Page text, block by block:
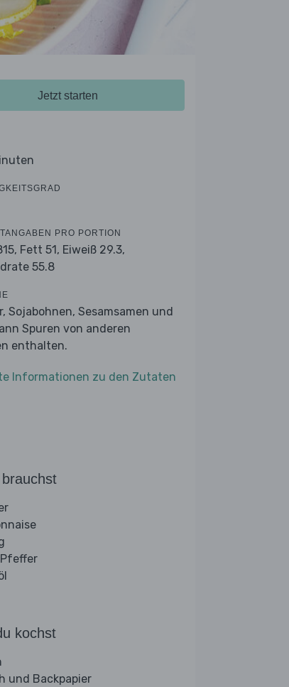
Jetzt starten
PRO PORTION
Fett 51, Eiweiß 29.3,
55.8
Sojabohnen, Sesamsamen und
Spuren von anderen
enthalten.
Informationen zu den Zutaten
kochst
und Backpapier